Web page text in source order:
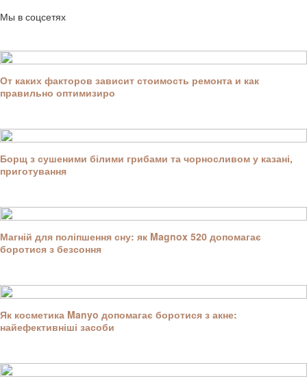
Мы в соцсетях
От каких факторов зависит стоимость ремонта и как
правильно оптимизиро
Борщ з сушеними білими грибами та чорносливом у казані,
приготування
Магній для поліпшення сну: як Magnox 520 допомагає
боротися з безсоння
Як косметика Manyo допомагає боротися з акне:
найефективніші засоби